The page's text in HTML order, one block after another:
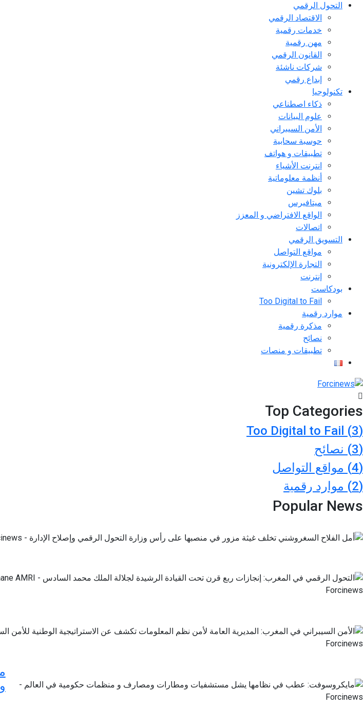
التحول الرقمي
اﻻقتصاد الرقمي
خدمات رقمية
مهن رقمية
القانون الرقمي
شركات ناشئة
إبداع رقمي
تكنولوجيا
ذكاء اصطناعي
علوم البيانات
الأمن السيبراني
حوسبة سحابية
تطبيقات و هواتف
انترنت الأشياء
أنظمة معلوماتية
بلوك تشين
ميتافيرس
الواقع الافتراضي و المعزز
اتصالات
التسويق الرقمي
مواقع التواصل
التجارة الإلكترونية
إنترنت
بودكاست
Too Digital to Fail
موارد رقمية
مذكرة رقمية
نصائح
تطبيقات و منصات
Top Categories
(3)
(3)
نصائح
(4)
مواقع التواصل
(2)
موارد رقمية
Popular News